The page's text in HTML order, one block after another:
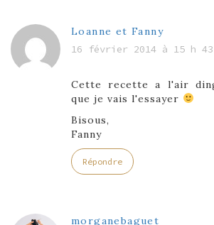
Loanne et Fanny
16 février 2014 à 15 h
Cette recette a l'air
que je vais l'essayer
Bisous,
Fanny
Répondre
morganebaguet